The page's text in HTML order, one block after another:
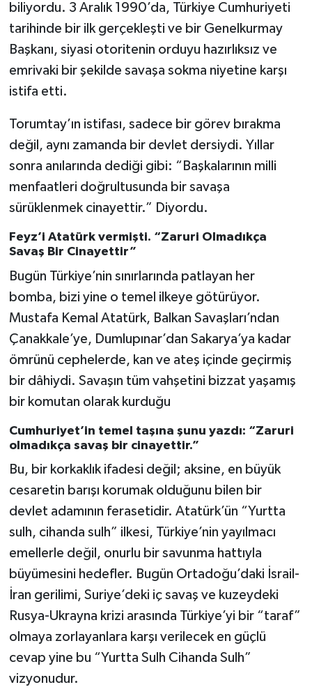
biliyordu. 3 Aralık 1990’da, Türkiye Cumhuriyeti
tarihinde bir ilk gerçekleşti ve bir Genelkurmay
Başkanı, siyasi otoritenin orduyu hazırlıksız ve
emrivaki bir şekilde savaşa sokma niyetine karşı
istifa etti.
Torumtay’ın istifası, sadece bir görev bırakma
değil, aynı zamanda bir devlet dersiydi. Yıllar
sonra anılarında dediği gibi: “Başkalarının milli
menfaatleri doğrultusunda bir savaşa
sürüklenmek cinayettir.” Diyordu.
Feyz’i Atatürk vermişti. “Zaruri Olmadıkça
Savaş Bir Cinayettir”
Bugün Türkiye’nin sınırlarında patlayan her
bomba, bizi yine o temel ilkeye götürüyor.
Mustafa Kemal Atatürk, Balkan Savaşları’ndan
Çanakkale’ye, Dumlupınar’dan Sakarya’ya kadar
ömrünü cephelerde, kan ve ateş içinde geçirmiş
bir dâhiydi. Savaşın tüm vahşetini bizzat yaşamış
bir komutan olarak kurduğu
Cumhuriyet’in temel taşına şunu yazdı: “Zaruri
olmadıkça savaş bir cinayettir.”
Bu, bir korkaklık ifadesi değil; aksine, en büyük
cesaretin barışı korumak olduğunu bilen bir
devlet adamının ferasetidir. Atatürk’ün “Yurtta
sulh, cihanda sulh” ilkesi, Türkiye’nin yayılmacı
emellerle değil, onurlu bir savunma hattıyla
büyümesini hedefler. Bugün Ortadoğu’daki İsrail-
İran gerilimi, Suriye’deki iç savaş ve kuzeydeki
Rusya-Ukrayna krizi arasında Türkiye’yi bir “taraf”
olmaya zorlayanlara karşı verilecek en güçlü
cevap yine bu “Yurtta Sulh Cihanda Sulh”
vizyonudur.